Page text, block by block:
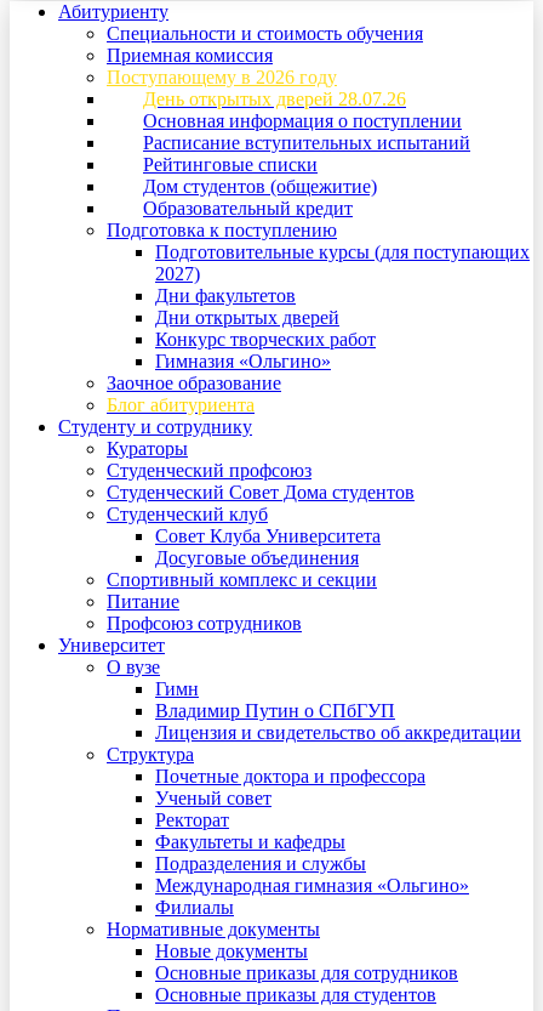
Абитуриенту
Специальности и стоимость обучения
Приемная комиссия
Поступающему в 2026 году
День открытых дверей 28.07.26
Основная информация о поступлении
Расписание вступительных испытаний
Рейтинговые списки
Дом студентов (общежитие)
Образовательный кредит
Подготовка к поступлению
Подготовительные курсы (для поступающих
2027)
Дни факультетов
Дни открытых дверей
Конкурс творческих работ
Гимназия «Ольгино»
Заочное образование
Блог абитуриента
Студенту и сотруднику
Кураторы
Студенческий профсоюз
Студенческий Совет Дома студентов
Студенческий клуб
Совет Клуба Университета
Досуговые объединения
Спортивный комплекс и секции
Питание
Профсоюз сотрудников
Университет
О вузе
Гимн
Владимир Путин о СПбГУП
Лицензия и свидетельство об аккредитации
Структура
Почетные доктора и профессора
Ученый совет
Ректорат
Факультеты и кафедры
Подразделения и службы
Международная гимназия «Ольгино»
Филиалы
Нормативные документы
Новые документы
Основные приказы для сотрудников
Основные приказы для студентов